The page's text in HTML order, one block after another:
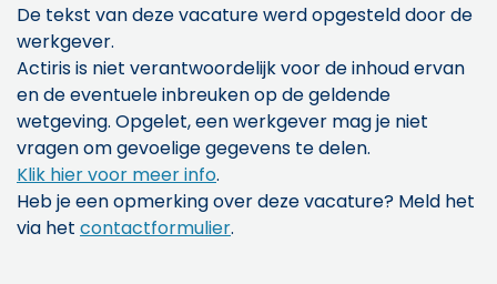
De tekst van deze vacature werd opgesteld door de
werkgever.
Actiris is niet verantwoordelijk voor de inhoud ervan
en de eventuele inbreuken op de geldende
wetgeving. Opgelet, een werkgever mag je niet
vragen om gevoelige gegevens te delen.
Klik hier voor meer info.
Heb je een opmerking over deze vacature? Meld het
via het contactformulier.